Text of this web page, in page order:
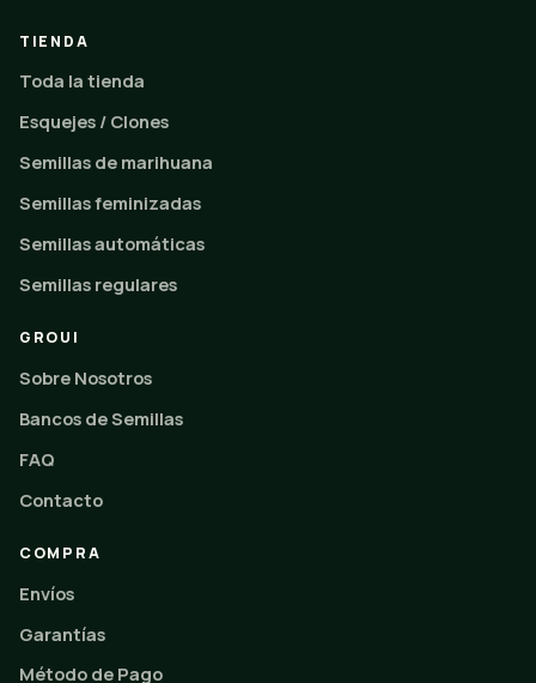
TIENDA
Toda la tienda
Esquejes / Clones
Semillas de marihuana
Semillas feminizadas
Semillas automáticas
Semillas regulares
GROUI
Sobre Nosotros
Bancos de Semillas
FAQ
Contacto
COMPRA
Envíos
Garantías
Método de Pago